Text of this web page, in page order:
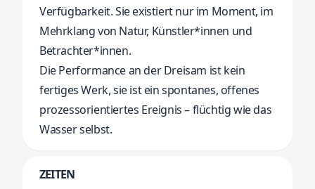
Verfügbarkeit. Sie existiert nur im Moment, im
Mehrklang von Natur, Künstler*innen und
Betrachter*innen.
Die Performance an der Dreisam ist kein
fertiges Werk, sie ist ein spontanes, offenes
prozessorientiertes Ereignis – flüchtig wie das
Wasser selbst.
ZEITEN